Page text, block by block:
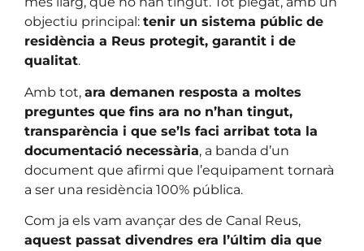
objectiu principal: tenir un sistema públic de
residència a Reus protegit, garantit i de
qualitat.
Amb tot, ara demanen resposta a moltes
preguntes que fins ara no n’han tingut,
transparència i que se’ls faci arribat tota la
documentació necessària, a banda d’un
document que afirmi que l’equipament tornarà
a ser una residència 100% pública.
Com ja els vam avançar des de Canal Reus,
aquest passat divendres era l’últim dia que